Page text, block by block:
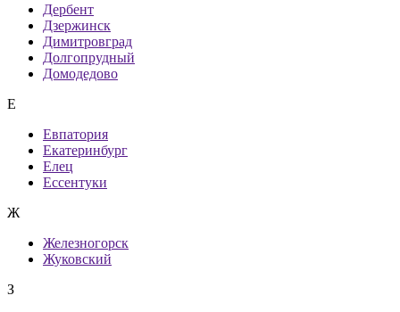
Дербент
Дзержинск
Димитровград
Долгопрудный
Домодедово
Е
Евпатория
Екатеринбург
Елец
Ессентуки
Ж
Железногорск
Жуковский
З